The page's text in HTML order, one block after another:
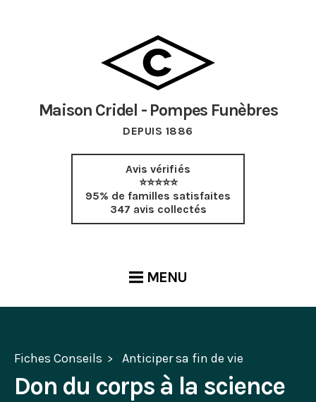
Maison Cridel - Pompes Funèbres
DEPUIS 1886
Avis vérifiés
⭐⭐⭐⭐⭐
95% de familles satisfaites
347 avis collectés
MENU
Fiches Conseils Anticiper sa fin de vie
Don du corps à la science